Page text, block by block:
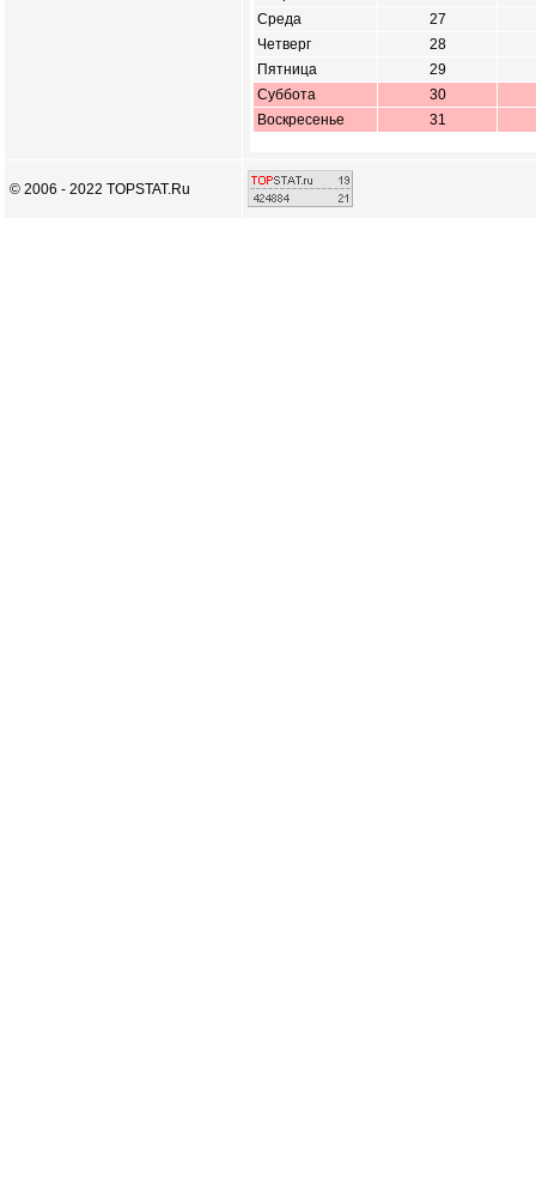
Среда
27
Четверг
28
Пятница
29
Суббота
30
Воскресенье
31
© 2006 - 2022 TOPSTAT.Ru